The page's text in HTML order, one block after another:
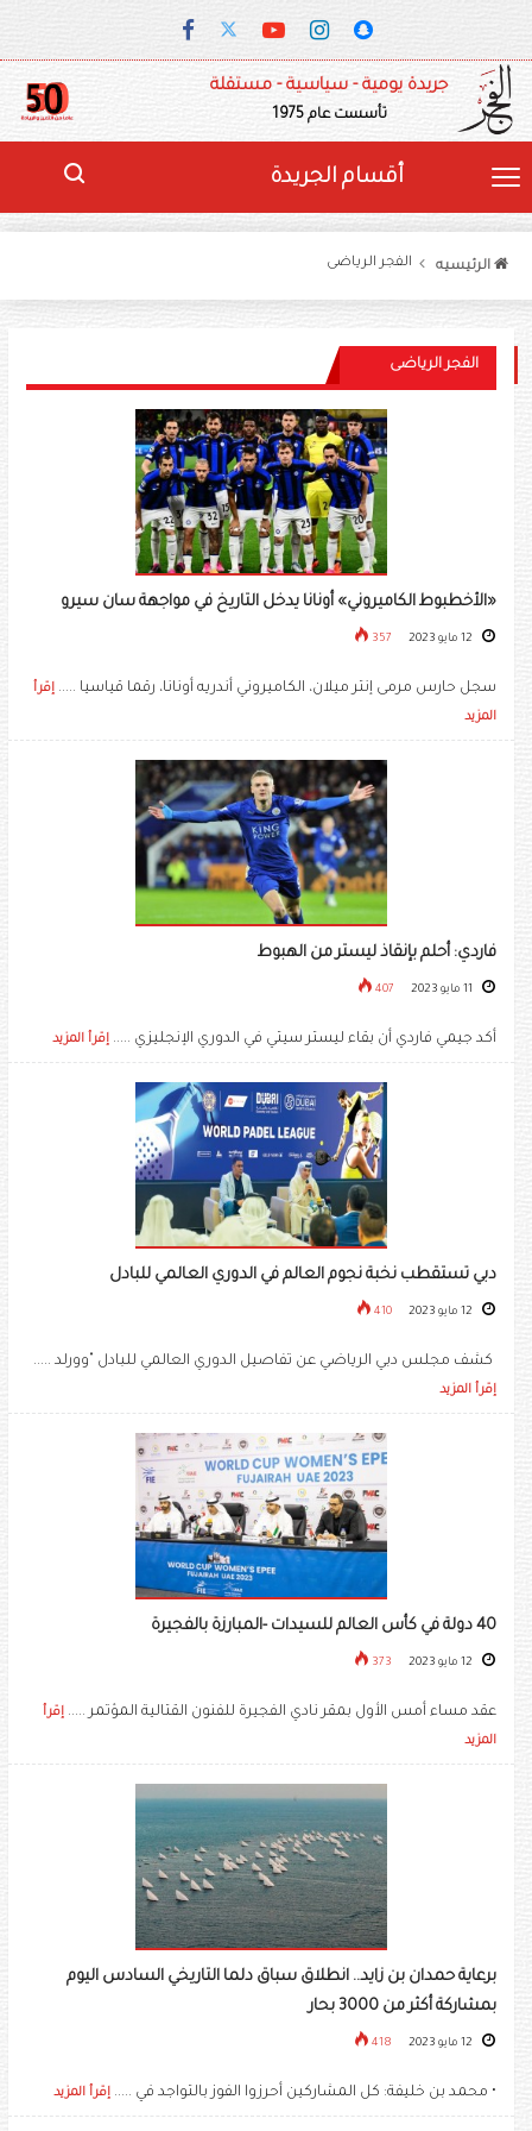
جريدة يومية - سياسية - مستقلة
تأسست عام 1975
أقسام الجريدة
الرئيسيه الفجر الرياضى
الفجر الرياضى
«الأخطبوط الكاميروني» أونانا يدخل التاريخ في مواجهة سان سيرو
357
سجل حارس مرمى إنتر ميلان، الكاميروني أندريه أونانا، رقما قياسيا ..... إقرأ
المزيد
فاردي: أحلم بإنقاذ ليستر من الهبوط
407
أكد جيمي فاردي أن بقاء ليستر سيتي في الدوري الإنجليزي ..... إقرأ المزيد
دبي تستقطب نخبة نجوم العالم في الدوري العالمي للبادل
410
كشف مجلس دبي الرياضي عن تفاصيل الدوري العالمي للبادل "وورلد .....
إقرأ المزيد
40 دولة في كأس العالم للسيدات -المبارزة بالفجيرة
373
عقد مساء أمس الأول بمقر نادي الفجيرة للفنون القتالية المؤتمر ..... إقرأ
المزيد
برعاية حمدان بن زايد.. انطلاق سباق دلما التاريخي السادس اليوم
بمشاركة أكثر من 3000 بحار
418
• محمد بن خليفة: كل المشاركين أحرزوا الفوز بالتواجد في ..... إقرأ المزيد